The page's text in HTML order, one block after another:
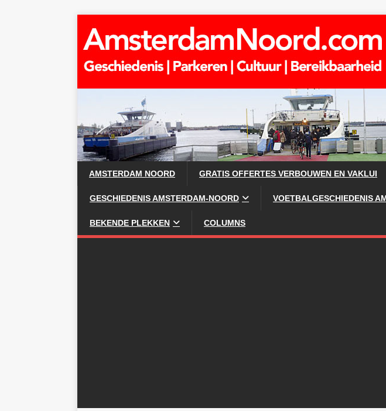
AMSTERDAM NOORD GRATIS OFFERTES VERBOUWEN EN VAKLUI
GESCHIEDENIS AMSTERDAM-NOORD VOETBALGESCHIEDENIS
BEKENDE PLEKKEN COLUMNS